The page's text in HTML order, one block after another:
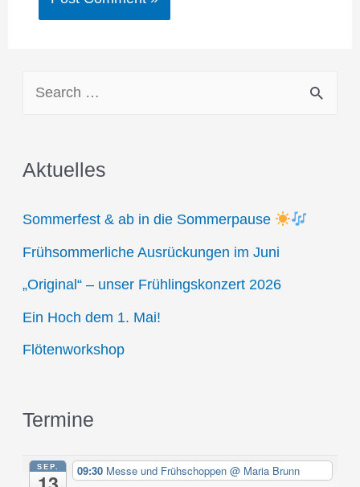
r
h
f
o
r
:
Aktuelles
Sommerfest & ab in die Sommerpause
Frühsommerliche Ausrückungen im Juni
„Original“ – unser Frühlingskonzert 2026
Ein Hoch dem 1. Mai!
Flötenworkshop
Termine
SEP. 09:30 Messe und Frühschoppen@ Maria Brunn